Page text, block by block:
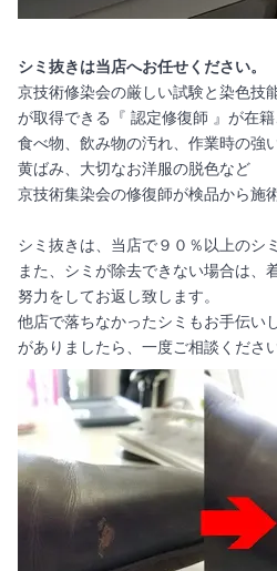
シミ抜きは当店へお任せください。
京技術修染会の厳しい試験と染色技
が取得できる『 認定修復師 』が在籍
食べ物、飲み物の汚れ、作業時の強
黄ばみ、大切なお洋服の脱色など
京技術集染会の修復師が検品から施
シミ抜きは、当店で９０％以上のシ
また、シミが除去できない場合は、
努力をしてお返し致します。
他店で落ちなかったシミもお手伝い
がありましたら、一度ご相談ください